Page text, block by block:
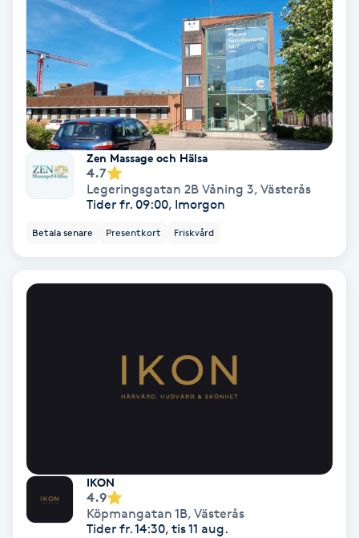
Olaplexbehandling
Ombre
Ombre brows
Ombre naglar
Ortobionomi
Paraffinbehandling
Pensionärklippning
Permanent
Zen Massage och Hälsa
4.7
Legeringsgatan 2B Våning 3, Västerås
Tider fr. 09:00, Imorgon
Betala senare Presentkort Friskvård
IKON
4.9
Köpmangatan 1B, Västerås
Tider fr. 14:30, tis 11 aug.